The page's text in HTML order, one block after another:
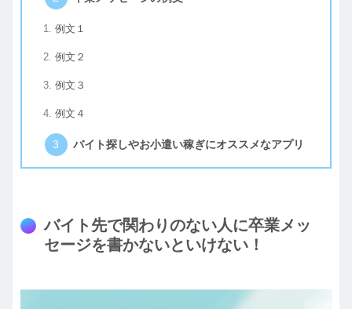
例文１
例文２
例文３
例文４
バイト探しやお小遣い稼ぎにオススメなアプリ
バイト先で関わりのない人に卒業メッ
セージを書かないといけない！